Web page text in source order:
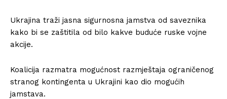
Ukrajina traži jasna sigurnosna jamstva od saveznika
kako bi se zaštitila od bilo kakve buduće ruske vojne
akcije.
Koalicija razmatra mogućnost razmještaja ograničenog
stranog kontingenta u Ukrajini kao dio mogućih
jamstava.